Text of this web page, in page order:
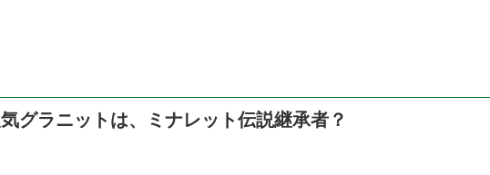
グラニットは、ミナレット伝説継承者？